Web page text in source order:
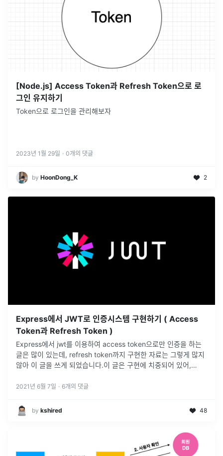
[Node.js] Access Token과 Refresh Token으로 로
그인 유지하기
Token으로 로그인을 관리해보자
2023년 1월 29일 · 0개의 댓글
by HoonDong_K 2
Express에서 JWT로 인증시스템 구현하기 ( Access
Token과 Refresh Token )
Express에서 jwt를 이용하여 access token으로만 인증을 하는
글은 많이 있는데, refresh token까지 구현한 자료는 그렇게 많지
않아 이 글을 쓰게 되었습니다.이 글은 구현에 치중되어 있어,
2021년 6월 7일 · 6개의 댓글
by kshired 48